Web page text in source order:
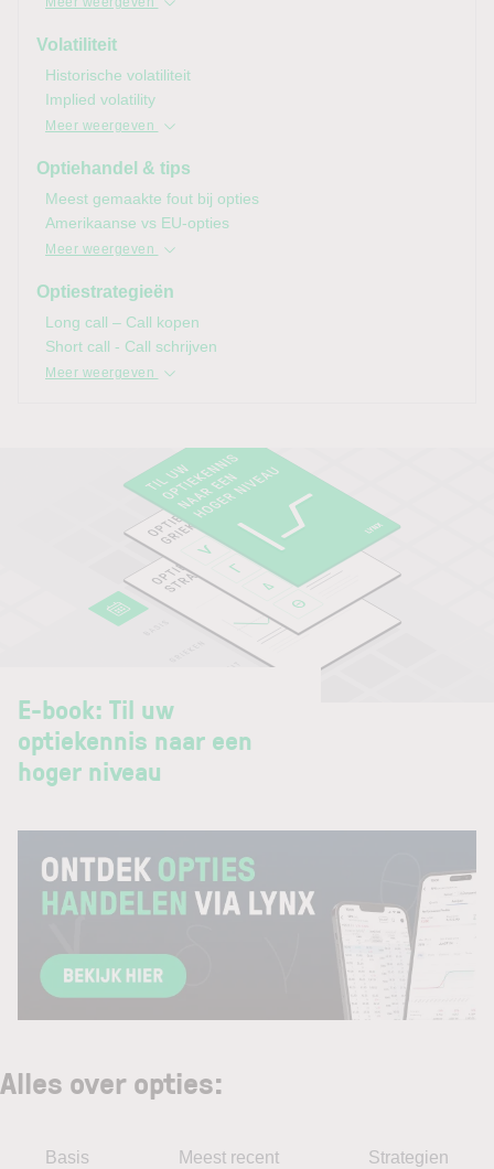
Volatiliteit
Historische volatiliteit
Implied volatility
Meer weergeven
Optiehandel & tips
Meest gemaakte fout bij opties
Amerikaanse vs EU-opties
Meer weergeven
Optiestrategieën
Long call – Call kopen
Short call - Call schrijven
Meer weergeven
E-book: Til uw
optiekennis naar een
hoger niveau
Alles over opties:
Basis Meest recent Strategien